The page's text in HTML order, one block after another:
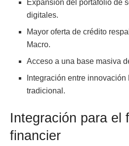
Expansión del portafolio de
digitales.
Mayor oferta de crédito
Macro.
Acceso a una base masiva
Integración entre
tradicional.
Integración para el
financier